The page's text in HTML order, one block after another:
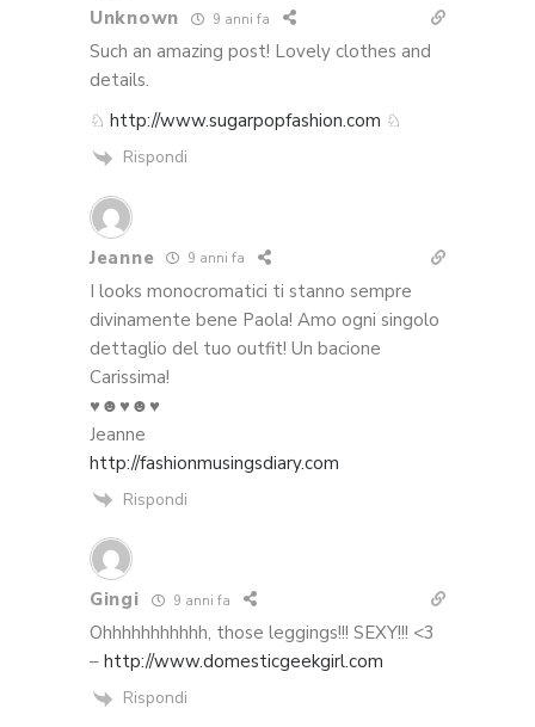
Unknown 9 anni fa
Such an amazing post! Lovely clothes and
details.
♘ http://www.sugarpopfashion.com ♘
Rispondi
Jeanne 9 anni fa
I looks monocromatici ti stanno sempre
divinamente bene Paola! Amo ogni singolo
dettaglio del tuo outfit! Un bacione
Carissima!
♥☻♥☻♥
Jeanne
http://fashionmusingsdiary.com
Rispondi
Gingi 9 anni fa
Ohhhhhhhhhhh, those leggings!!! SEXY!!! <3
– http://www.domesticgeekgirl.com
Rispondi